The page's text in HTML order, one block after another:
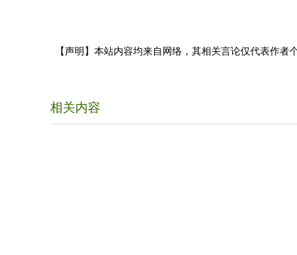
【声明】本站内容均来自网络，其相关言论仅代表作
相关内容